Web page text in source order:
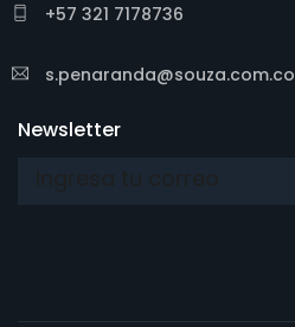
+57 321 7178736
s.penaranda@souza.com.co
Newsletter